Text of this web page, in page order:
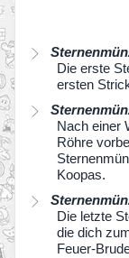
Die erste
ersten
Nach einer
Röhre
Koopas.
Die letzte
die dich
Feuer-